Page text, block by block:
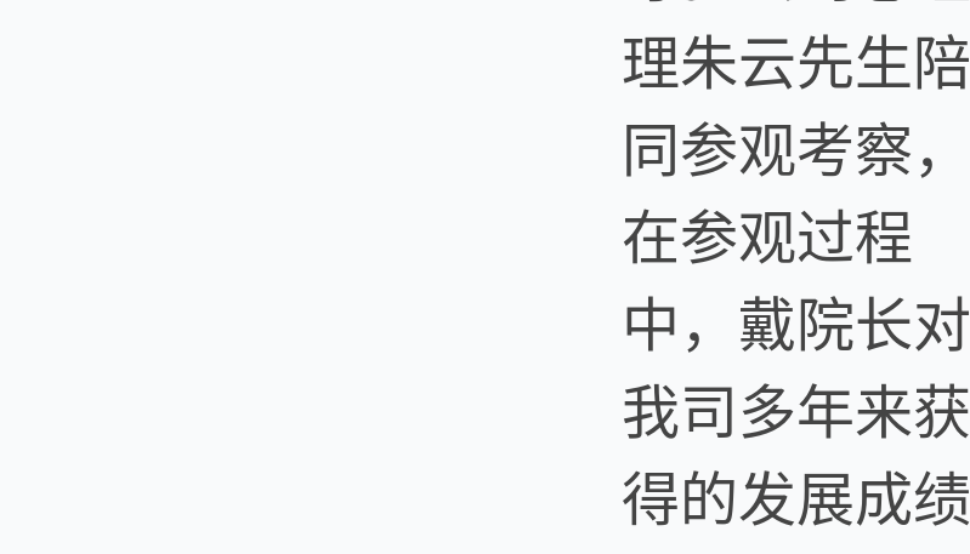
理朱云先生陪
同参观考察，
在参观过程
中，戴院长对
我司多年来获
得的发展成绩